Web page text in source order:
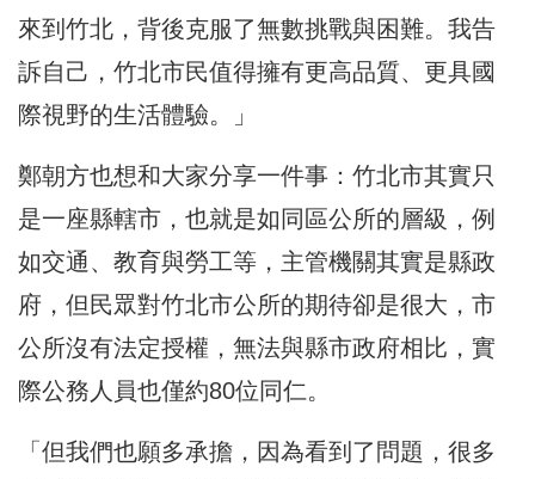
來到竹北，背後克服了無數挑戰與困難。我告
訴自己，竹北市民值得擁有更高品質、更具國
際視野的生活體驗。」
鄭朝方也想和大家分享一件事：竹北市其實只
是一座縣轄市，也就是如同區公所的層級，例
如交通、教育與勞工等，主管機關其實是縣政
府，但民眾對竹北市公所的期待卻是很大，市
公所沒有法定授權，無法與縣市政府相比，實
際公務人員也僅約80位同仁。
「但我們也願多承擔，因為看到了問題，很多